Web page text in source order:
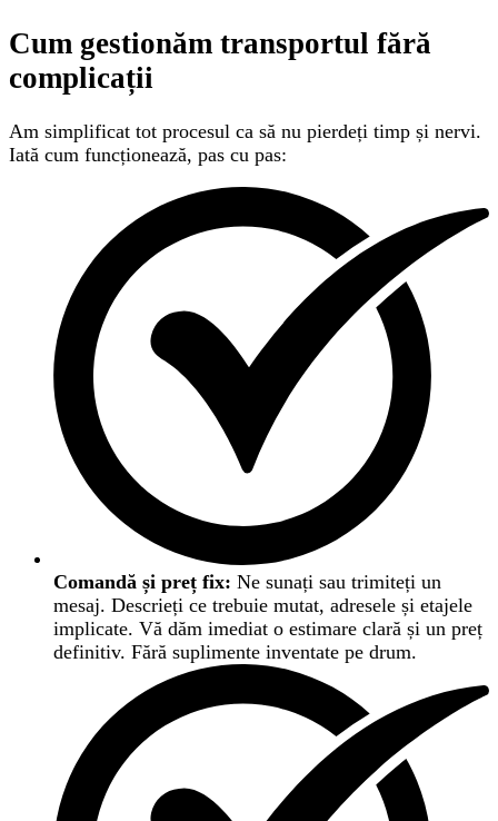
Cum gestionăm transportul fără
complicații
Am simplificat tot procesul ca să nu pierdeți timp și nervi.
Iată cum funcționează, pas cu pas:
Comandă și preț fix: Ne sunați sau trimiteți un
mesaj. Descrieți ce trebuie mutat, adresele și etajele
implicate. Vă dăm imediat o estimare clară și un preț
definitiv. Fără suplimente inventate pe drum.